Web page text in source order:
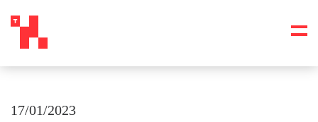
17/01/2023